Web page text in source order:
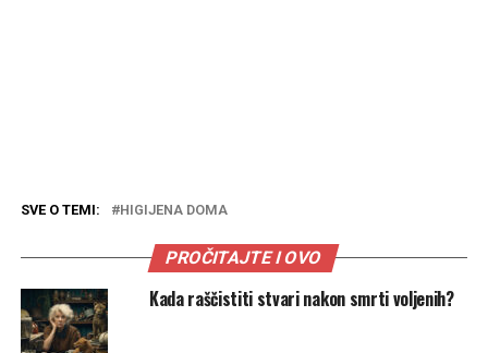
SVE O TEMI: HIGIJENA DOMA
PROČITAJTE I OVO
Kada raščistiti stvari nakon smrti voljenih?